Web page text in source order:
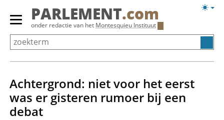
Overslaan
Primair
menu
tonen/verbergen
PARLEMENT.com
onder redactie van het Montesquieu Instituut
Achtergrond: niet voor het eerst
was er gisteren rumoer bij een
debat